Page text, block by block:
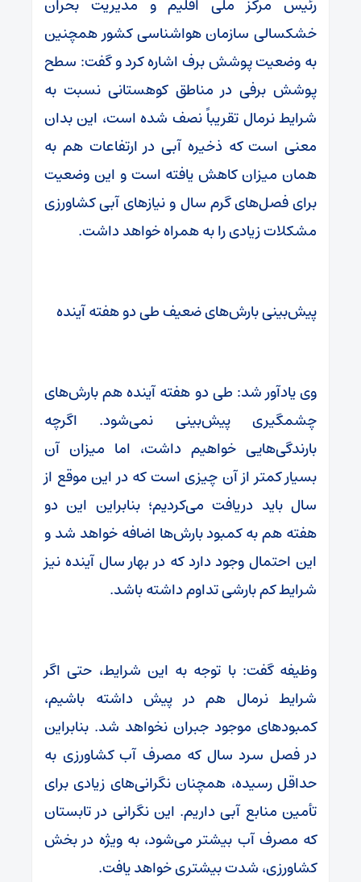
رئیس مرکز ملی اقلیم و مدیریت بحران
خشکسالی سازمان هواشناسی کشور همچنین
به وضعیت پوشش برف اشاره کرد و گفت: سطح
پوشش برفی در مناطق کوهستانی نسبت به
شرایط نرمال تقریباً نصف شده است، این بدان
معنی است که ذخیره آبی در ارتفاعات هم به
همان میزان کاهش یافته است و این وضعیت
برای فصل‌های گرم سال و نیازهای آبی کشاورزی
مشکلات زیادی را به همراه خواهد داشت.
پیش‌بینی بارش‌های ضعیف طی دو هفته آینده
وی یادآور شد: طی دو هفته آینده هم بارش‌های
چشمگیری پیش‌بینی نمی‌شود. اگرچه
بارندگی‌هایی خواهیم داشت، اما میزان آن
بسیار کمتر از آن چیزی است که در این موقع از
سال باید دریافت می‌کردیم؛ بنابراین این دو
هفته هم به کمبود بارش‌ها اضافه خواهد شد و
این احتمال وجود دارد که در بهار سال آینده نیز
شرایط کم بارشی تداوم داشته باشد.
وظیفه گفت: با توجه به این شرایط، حتی اگر
شرایط نرمال هم در پیش داشته باشیم،
کمبودهای موجود جبران نخواهد شد. بنابراین
در فصل سرد سال که مصرف آب کشاورزی به
حداقل رسیده، همچنان نگرانی‌های زیادی برای
تأمین منابع آبی داریم. این نگرانی در تابستان
که مصرف آب بیشتر می‌شود، به ویژه در بخش
کشاورزی، شدت بیشتری خواهد یافت.